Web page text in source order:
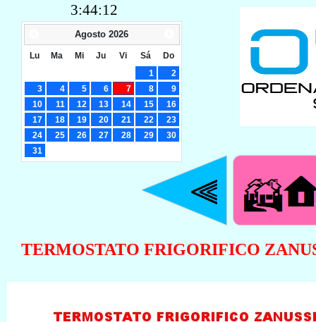
TERMOSTATO FRIGORIFICO
3:44:13
Agosto 2026
Lu Ma Mi Ju Vi Sá
Do
1
2
3
4 5 6 7 8
9
10
11 12 13 14 15
16
17
18 19 20 21 22
23
24
25 26 27 28 29
30
31